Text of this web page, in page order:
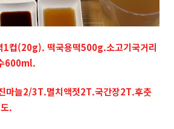
1컵(20g). 떡국용떡500g.소고기국거리
600ml.
마늘2/3T.멸치액젓2T.국간장2T.후춧
.